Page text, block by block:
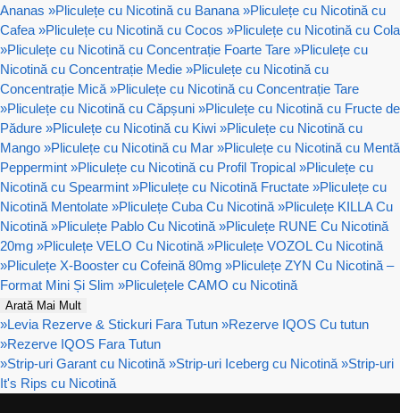
Ananas »Pliculețe cu Nicotină cu Banana »Pliculețe cu Nicotină cu
Cafea »Pliculețe cu Nicotină cu Cocos »Pliculețe cu Nicotină cu Cola
»Pliculețe cu Nicotină cu Concentrație Foarte Tare »Pliculețe cu
Nicotină cu Concentrație Medie »Pliculețe cu Nicotină cu
Concentrație Mică »Pliculețe cu Nicotină cu Concentrație Tare
»Pliculețe cu Nicotină cu Căpșuni »Pliculețe cu Nicotină cu Fructe de
Pădure »Pliculețe cu Nicotină cu Kiwi »Pliculețe cu Nicotină cu
Mango »Pliculețe cu Nicotină cu Mar »Pliculețe cu Nicotină cu Mentă
Peppermint »Pliculețe cu Nicotină cu Profil Tropical »Pliculețe cu
Nicotină cu Spearmint »Pliculețe cu Nicotină Fructate »Pliculețe cu
Nicotină Mentolate »Pliculețe Cuba Cu Nicotină »Pliculețe KILLA Cu
Nicotină »Pliculețe Pablo Cu Nicotină »Pliculețe RUNE Cu Nicotină
20mg »Pliculețe VELO Cu Nicotină »Pliculețe VOZOL Cu Nicotină
»Pliculețe X-Booster cu Cofeină 80mg »Pliculețe ZYN Cu Nicotină –
Format Mini Și Slim »Pliculețele CAMO cu Nicotină
Arată Mai Mult
»Levia Rezerve & Stickuri Fara Tutun »Rezerve IQOS Cu tutun
»Rezerve IQOS Fara Tutun
»Strip-uri Garant cu Nicotină »Strip-uri Iceberg cu Nicotină »Strip-uri
It's Rips cu Nicotină